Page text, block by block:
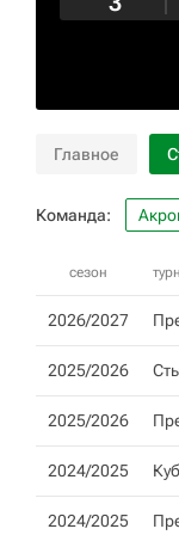
Главное
Команда:
сезон
2026/2027
2025/2026
2025/2026
2024/2025
2024/2025